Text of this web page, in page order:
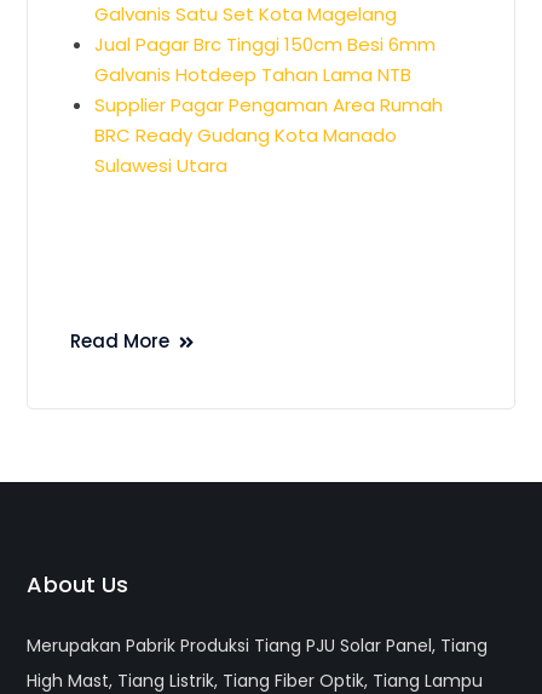
Galvanis Satu Set Kota Magelang
Jual Pagar Brc Tinggi 150cm Besi 6mm
Galvanis Hotdeep Tahan Lama NTB
Supplier Pagar Pengaman Area Rumah
BRC Ready Gudang Kota Manado
Sulawesi Utara
Read More
About Us
Merupakan Pabrik Produksi Tiang PJU Solar Panel, Tiang
High Mast, Tiang Listrik, Tiang Fiber Optik, Tiang Lampu